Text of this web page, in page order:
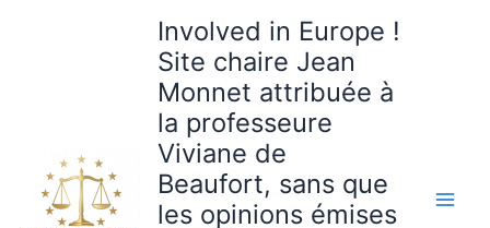
Involved in Europe !
Site chaire Jean
Monnet attribuée à
la professeure
Viviane de
Beaufort, sans que
les opinions émises